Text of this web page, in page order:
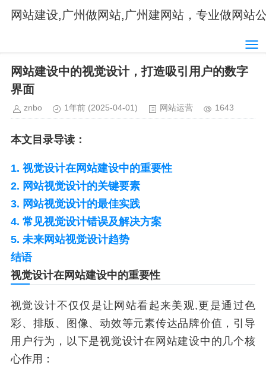
网站建设,广州做网站,广州建网站，专业做网站
网站建设中的视觉设计，打造吸引用户的数字
界面
znbo 1年前 (2025-04-01) 网站运营 1643
本文目录导读：
1. 视觉设计在网站建设中的重要性
2. 网站视觉设计的关键要素
3. 网站视觉设计的最佳实践
4. 常见视觉设计错误及解决方案
5. 未来网站视觉设计趋势
结语
视觉设计在网站建设中的重要性
视觉设计不仅仅是让网站看起来美观,更是通过色
彩、排版、图像、动效等元素传达品牌价值，引导
用户行为，以下是视觉设计在网站建设中的几个核
心作用：